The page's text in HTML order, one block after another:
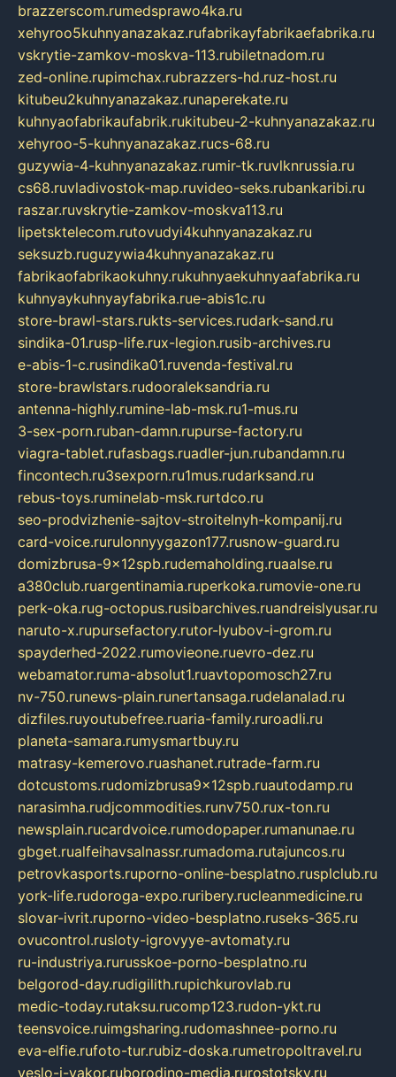
brazzerscom.rumedsprawo4ka.ru
xehyroo5kuhnyanazakaz.rufabrikayfabrikaefabrika.ru
vskrytie-zamkov-moskva-113.rubiletnadom.ru
zed-online.rupimchax.rubrazzers-hd.ruz-host.ru
kitubeu2kuhnyanazakaz.runaperekate.ru
kuhnyaofabrikaufabrik.rukitubeu-2-kuhnyanazakaz.ru
xehyroo-5-kuhnyanazakaz.rucs-68.ru
guzywia-4-kuhnyanazakaz.rumir-tk.ruvlknrussia.ru
cs68.ruvladivostok-map.ruvideo-seks.rubankaribi.ru
raszar.ruvskrytie-zamkov-moskva113.ru
lipetsktelecom.rutovudyi4kuhnyanazakaz.ru
seksuzb.ruguzywia4kuhnyanazakaz.ru
fabrikaofabrikaokuhny.rukuhnyaekuhnyaafabrika.ru
kuhnyaykuhnyayfabrika.rue-abis1c.ru
store-brawl-stars.rukts-services.rudark-sand.ru
sindika-01.rusp-life.rux-legion.rusib-archives.ru
e-abis-1-c.rusindika01.ruvenda-festival.ru
store-brawlstars.rudooraleksandria.ru
antenna-highly.rumine-lab-msk.ru1-mus.ru
3-sex-porn.ruban-damn.rupurse-factory.ru
viagra-tablet.rufasbags.ruadler-jun.rubandamn.ru
fincontech.ru3sexporn.ru1mus.rudarksand.ru
rebus-toys.ruminelab-msk.rurtdco.ru
seo-prodvizhenie-sajtov-stroitelnyh-kompanij.ru
card-voice.rurulonnyygazon177.rusnow-guard.ru
domizbrusa-9x12spb.rudemaholding.ruaalse.ru
a380club.ruargentinamia.ruperkoka.rumovie-one.ru
perk-oka.rug-octopus.rusibarchives.ruandreislyusar.ru
naruto-x.rupursefactory.rutor-lyubov-i-grom.ru
spayderhed-2022.rumovieone.ruevro-dez.ru
webamator.ruma-absolut1.ruavtopomosch27.ru
nv-750.runews-plain.runertansaga.rudelanalad.ru
dizfiles.ruyoutubefree.ruaria-family.ruroadli.ru
planeta-samara.rumysmartbuy.ru
matrasy-kemerovo.ruashanet.rutrade-farm.ru
dotcustoms.rudomizbrusa9x12spb.ruautodamp.ru
narasimha.rudjcommodities.runv750.rux-ton.ru
newsplain.rucardvoice.rumodopaper.rumanunae.ru
gbget.rualfeihavsalnassr.rumadoma.rutajuncos.ru
petrovkasports.ruporno-online-besplatno.rusplclub.ru
york-life.rudoroga-expo.ruribery.rucleanmedicine.ru
slovar-ivrit.ruporno-video-besplatno.ruseks-365.ru
ovucontrol.rusloty-igrovyye-avtomaty.ru
ru-industriya.rurusskoe-porno-besplatno.ru
belgorod-day.rudigilith.rupichkurovlab.ru
medic-today.rutaksu.rucomp123.rudon-ykt.ru
teensvoice.ruimgsharing.rudomashnee-porno.ru
eva-elfie.rufoto-tur.rubiz-doska.rumetropoltravel.ru
veslo-i-yakor.ruborodino-media.rurostotsky.ru